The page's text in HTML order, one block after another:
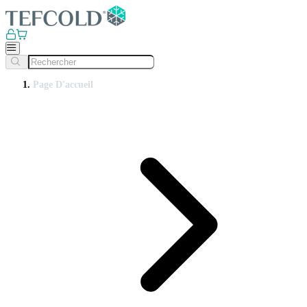
Page D'accueil